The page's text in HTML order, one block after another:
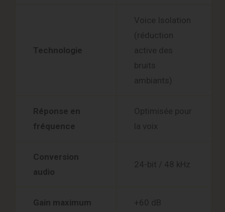
Technologie
Voice Isolation
(réduction
active des
bruits
ambiants)
Réponse en
fréquence
Optimisée pour
la voix
Conversion
audio
24-bit / 48 kHz
Gain maximum +60 dB